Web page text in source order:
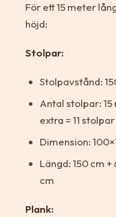
För ett 15 meter
höjd:
Stolpar:
Stolpavstånd:
Antal stolpar: 15
extra = 11 stolpar
Dimension:
Längd: 150 cm
cm
Plank: